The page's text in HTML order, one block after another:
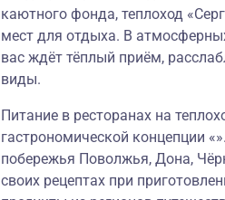
каютного фонда, теплоход
мест для отдыха. В
вас ждёт тёплый приём,
виды.
Питание в ресторанах на
гастрономической концепции
побережья Поволжья, Дона,
своих рецептах при